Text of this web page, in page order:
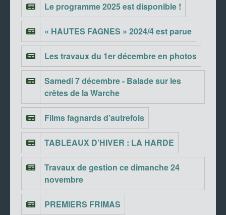
Le programme 2025 est disponible !
« HAUTES FAGNES » 2024/4 est parue
Les travaux du 1er décembre en photos
Samedi 7 décembre - Balade sur les
crêtes de la Warche
Films fagnards d’autrefois
TABLEAUX D’HIVER : LA HARDE
Travaux de gestion ce dimanche 24
novembre
PREMIERS FRIMAS